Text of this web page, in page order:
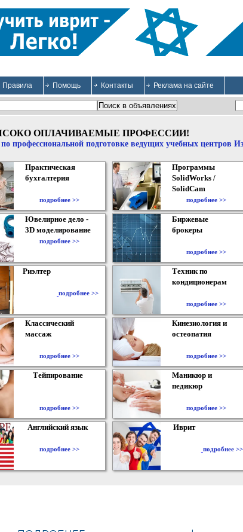
Правила Помощь Контакты Реклама на сайте
ОПЛАЧИВАЕМЫЕ ПРОФЕССИИ!
профессиональной подготовке ведущих учебных центров
Практическая
бухгалтерия
подробнее >>
Программы
SolidWorks /
SolidCam
подробнее >>
Ювелирное дело -
3D моделирование
подробнее >>
Биржевые
брокеры
подробнее >>
Риэлтер
подробнее >>
Техник по
кондиционерам
подробнее >>
Классический
массаж
подробнее >>
Кинезиология и
остеопатия
подробнее >>
Тейпирование
подробнее >>
Маникюр и
педикюр
подробнее >>
Английский язык
подробнее >>
Иврит
подробнее >>